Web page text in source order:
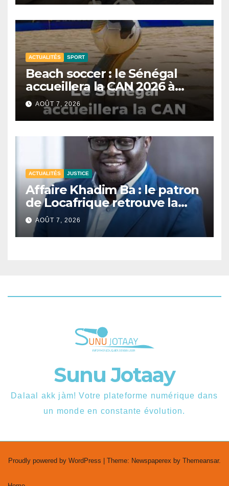
ACTUALITÉS SPORT
Beach soccer : le Sénégal
accueillera la CAN 2026 à
Dakar.
AOÛT 7, 2026
ACTUALITÉS JUSTICE
Affaire Khadim Ba : le patron
de Locafrique retrouve la
liberté.
AOÛT 7, 2026
Sunu Jotaay
Dalaal akk jàm! Votre plateforme numérique dans
un monde en constante évolution.
Proudly powered by WordPress Theme: Newspaperex by Themeansar.